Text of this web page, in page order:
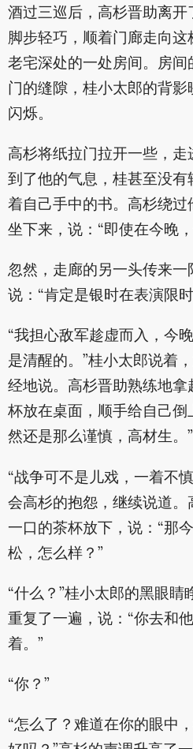
酒过三巡后，高杉晋助离
脚步轻巧，顺着门廊走向
老宅深处的一处房间。房
门的缝隙，桂小太郎的背
闪烁。
高杉将纸拉门拉开一些，
到了他的气息，桂甚至没
着自己手中的书。高杉绕
坐下来，说：“即使在今晚
忽然，走廊的另一头传来一
说：“肯定是银时在表演限
“我担心敌军趁虚而入，今
是清醒的。”桂小太郎说着
经地说。高杉晋助熟练地
杯放在桌面，顺手给自己
然还是那么谨慎，高材生。”
“战争可不是儿戏，一着不
会高杉的抱怨，继续说道
一口的茶杯放下，说：“那
松，怎么样？”
“什么？”桂小太郎的黑眼
重复了一遍，说：“你去和
着。”
“你？”
“怎么了？难道在你的眼中